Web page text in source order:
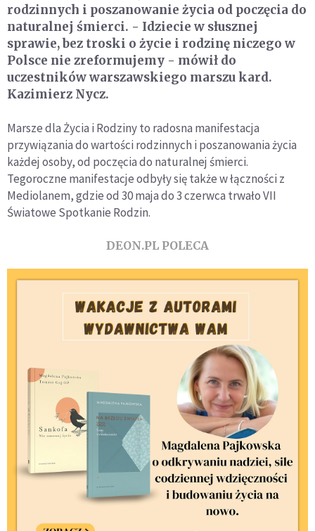
rodzinnych i poszanowanie życia od poczęcia do
naturalnej śmierci. - Idziecie w słusznej
sprawie, bez troski o życie i rodzinę niczego w
Polsce nie zreformujemy - mówił do
uczestników warszawskiego marszu kard.
Kazimierz Nycz.
Marsze dla Życia i Rodziny to radosna manifestacja
przywiązania do wartości rodzinnych i poszanowania życia
każdej osoby, od poczęcia do naturalnej śmierci.
Tegoroczne manifestacje odbyły się także w łączności z
Mediolanem, gdzie od 30 maja do 3 czerwca trwało VII
Światowe Spotkanie Rodzin.
DEON.PL POLECA